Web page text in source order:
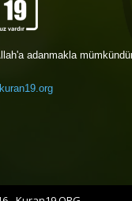
adanmakla